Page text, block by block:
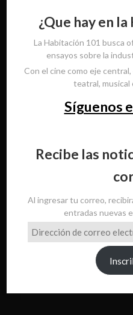
¿Que hay en
La Habitación 101 busca
ensayos sobre la
Con el cine como eje
teatral, musical
Síguenos
Recibe las
Al ingresar tu correo,
entradas nuevas
Dirección
de